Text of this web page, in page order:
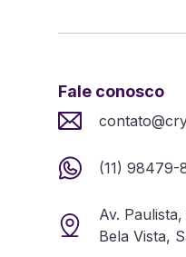
Fale conosco
(11) 98479-
Av. Paulista,
Bela Vista,